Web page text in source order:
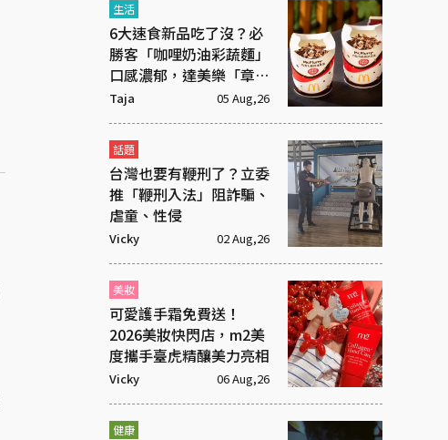
生活
6大速食新品吃了沒？必
勝客「咖哩奶油彩蔬麵」
口感濃郁，達美樂「章魚
燒披薩」社群新寵
Taja 05 Aug,26
話題
台灣也要有鞭刑了？立委
推「鞭刑入法」阻詐騙、
虐童、性侵
Vicky 02 Aug,26
美妝
可愛護手霜免費送！
2026美妝快閃店，m2美
度攜手臺虎精釀美力亮相
Vicky 06 Aug,26
健康